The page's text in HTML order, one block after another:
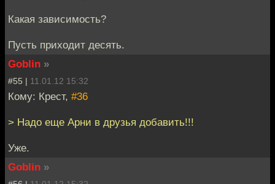
Какая зависимость?
Пусть приходит десять.
Goblin »
#55 | 11.01.12 15:32
Кому: Крест, #36
> Надо еще Арни в друзья добавить!!!
Уже.
Goblin »